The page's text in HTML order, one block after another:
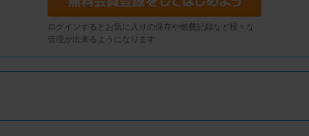
ログインするとお気に入りの保存や燃費記録など様々な
管理が出来るようになります